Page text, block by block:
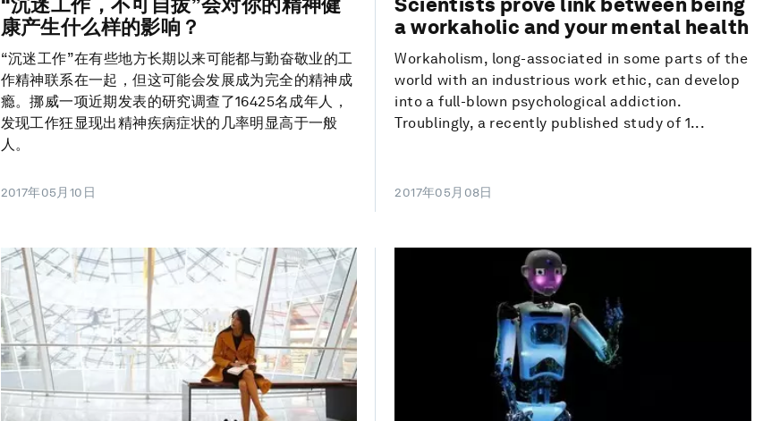
康产生什么样的影响？
“沉迷工作”在有些地方长期以来可能都与勤奋敬业的工
作精神联系在一起，但这可能会发展成为完全的精神成
瘾。挪威一项近期发表的研究调查了16425名成年人，
发现工作狂显现出精神疾病症状的几率明显高于一般
人。
2017年05月10日
a workaholic and your mental health
Workaholism, long-associated in some parts of the
world with an industrious work ethic, can develop
into a full-blown psychological addiction.
Troublingly, a recently published study of 1...
2017年05月08日